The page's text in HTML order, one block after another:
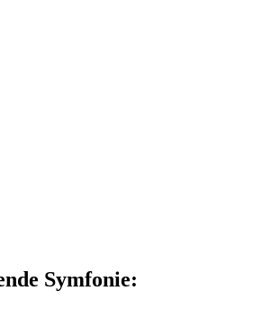
Symfonie: